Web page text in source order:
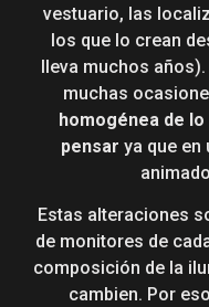
vestuario, las
los que lo crean
lleva muchos
muchas
homogénea de
pensar ya que en
Estas alteraciones
de monitores de
composición de la
cambien. Por